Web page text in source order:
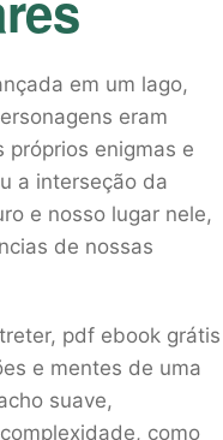
em um lago,
eram
próprios enigmas e
a interseção da
e nosso lugar nele,
de nossas
pdf ebook grátis
e mentes de uma
suave,
como